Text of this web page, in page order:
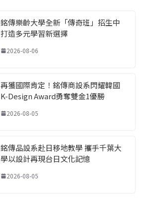
銘傳樂齡大學全新「傳奇班」招生中
打造多元學習新選擇
2026-08-06
再獲國際肯定！銘傳商設系閃耀韓國
K-Design Award勇奪雙金1優勝
2026-08-05
銘傳品設系赴日移地教學 攜手千葉大
學以設計再現台日文化記憶
2026-08-05